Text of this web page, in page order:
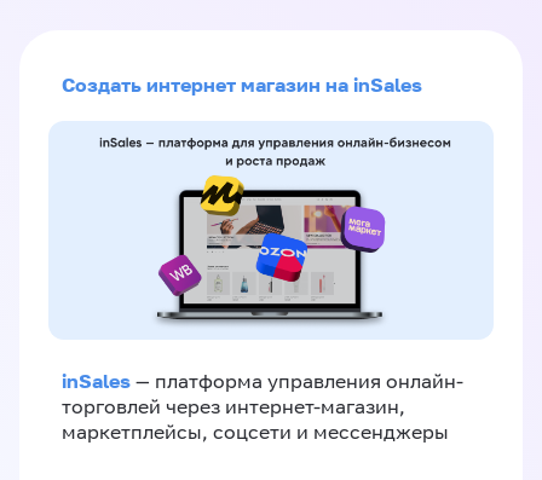
Создать интернет магазин на inSales
inSales — платформа управления онлайн-
торговлей через интернет-магазин,
маркетплейсы, соцсети и мессенджеры